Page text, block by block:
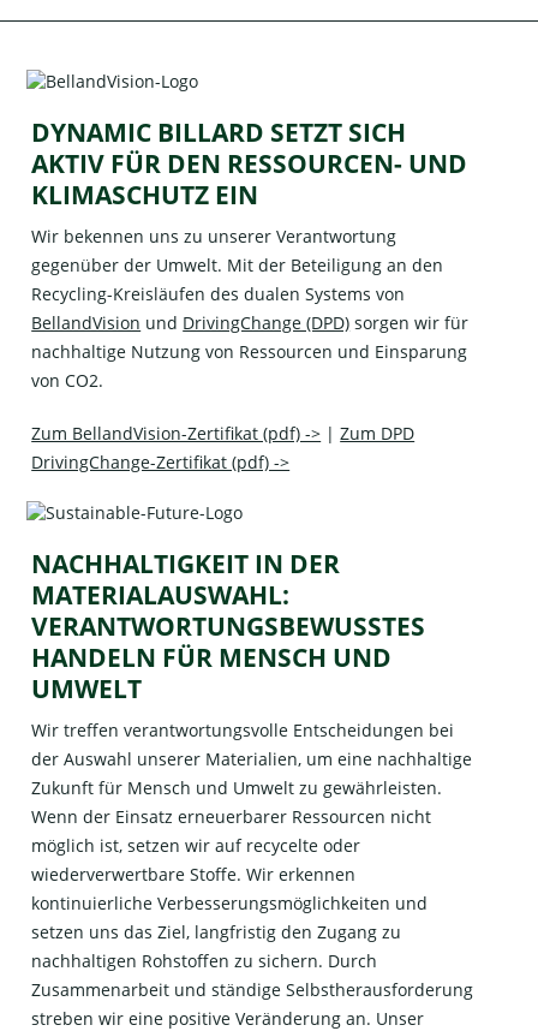
DYNAMIC BILLARD SETZT SICH
AKTIV FÜR DEN RESSOURCEN- UND
KLIMASCHUTZ EIN
Wir bekennen uns zu unserer Verantwortung
gegenüber der Umwelt. Mit der Beteiligung an den
Recycling-Kreisläufen des dualen Systems von
BellandVision und DrivingChange (DPD) sorgen wir für
nachhaltige Nutzung von Ressourcen und Einsparung
von CO2.
Zum BellandVision-Zertifikat (pdf) -> |Zum DPD
DrivingChange-Zertifikat (pdf) ->
NACHHALTIGKEIT IN DER
MATERIALAUSWAHL:
VERANTWORTUNGSBEWUSSTES
HANDELN FÜR MENSCH UND
UMWELT
Wir treffen verantwortungsvolle Entscheidungen bei
der Auswahl unserer Materialien, um eine nachhaltige
Zukunft für Mensch und Umwelt zu gewährleisten.
Wenn der Einsatz erneuerbarer Ressourcen nicht
möglich ist, setzen wir auf recycelte oder
wiederverwertbare Stoffe. Wir erkennen
kontinuierliche Verbesserungsmöglichkeiten und
setzen uns das Ziel, langfristig den Zugang zu
nachhaltigen Rohstoffen zu sichern. Durch
Zusammenarbeit und ständige Selbstherausforderung
streben wir eine positive Veränderung an. Unser